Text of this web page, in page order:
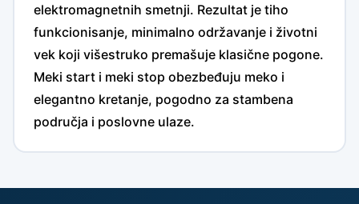
elektromagnetnih smetnji. Rezultat je tiho
funkcionisanje, minimalno održavanje i životni
vek koji višestruko premašuje klasične pogone.
Meki start i meki stop obezbeđuju meko i
elegantno kretanje, pogodno za stambena
područja i poslovne ulaze.